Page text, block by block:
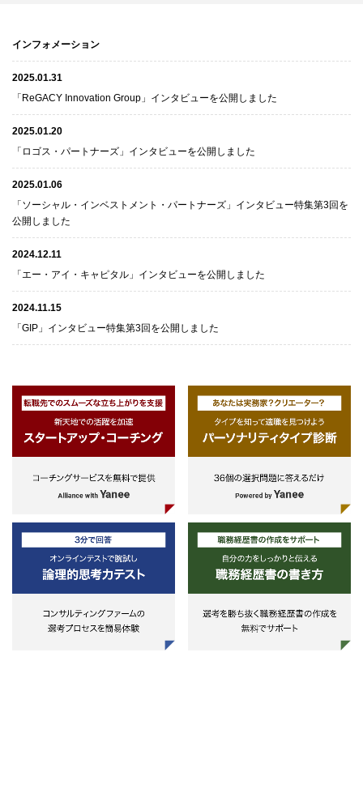
インフォメーション
2025.01.31
「ReGACY Innovation Group」インタビューを公開しました
2025.01.20
「ロゴス・パートナーズ」インタビューを公開しました
2025.01.06
「ソーシャル・インベストメント・パートナーズ」インタビュー特集第3回を
公開しました
2024.12.11
「エー・アイ・キャピタル」インタビューを公開しました
2024.11.15
「GIP」インタビュー特集第3回を公開しました